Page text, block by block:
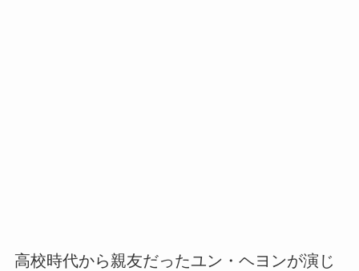
高校時代から親友だったユン・ヘヨンが演じ